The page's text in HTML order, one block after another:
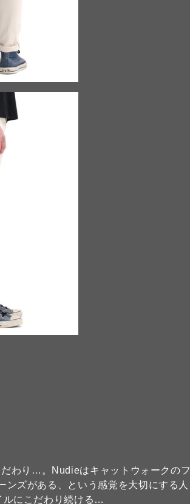
わり…。Nudieはキャットウォークのフ
ズがある、という感覚を大切にする人
ルにこだわり続ける…